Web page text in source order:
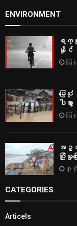
ENVIRONMENT
ရက္
နိုင်
ဩဂု
မြေပုံ
ပါသွား
ဩဂု
အဥ္ဇ
ပြို
ဇူလို
CATEGORIES
Articels